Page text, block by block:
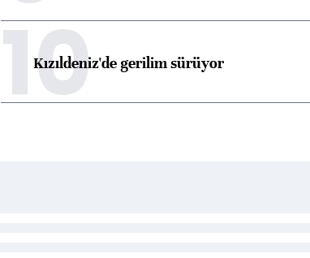
10
Kızıldeniz'de gerilim sürüyor